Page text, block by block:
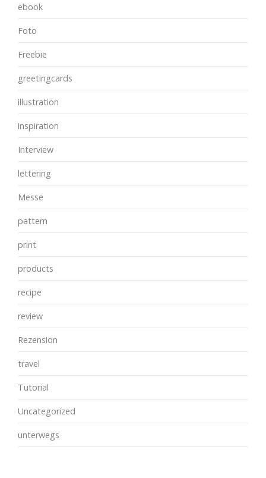
ebook
Foto
Freebie
greetingcards
illustration
inspiration
Interview
lettering
Messe
pattern
print
products
recipe
review
Rezension
travel
Tutorial
Uncategorized
unterwegs